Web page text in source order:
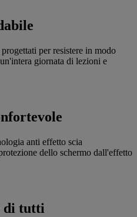
per resistere in modo
giornata di lezioni e
anti effetto scia
dello schermo dall'effetto
di tutti